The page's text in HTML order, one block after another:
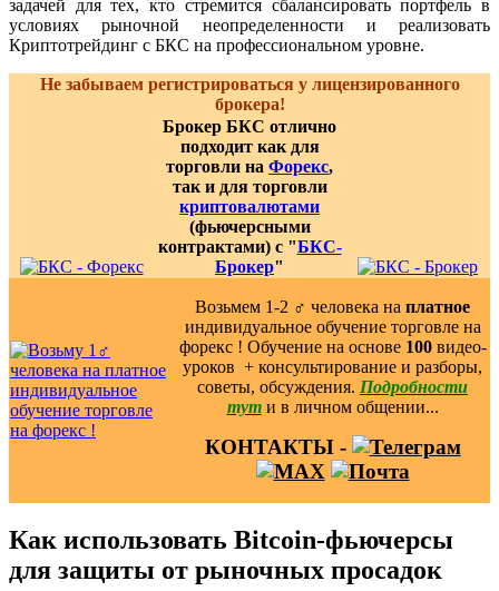
задачей для тех, кто стремится сбалансировать портфель в
условиях рыночной неопределенности и реализовать
Криптотрейдинг с БКС на профессиональном уровне.
Не забываем регистрироваться у лицензированного
брокера!
Брокер БКС отлично
подходит как для
торговли на Форекс,
так и для торговли
криптовалютами
(фьючерсными
контрактами) с "БКС-
Брокер"
Возьмем 1-2 ‍♂️ человека на платное
индивидуальное обучение торговле на
форекс ! Обучение на основе 100видео-
уроков ️ + консультирование и разборы,
советы, обсуждения. Подробности
тут и в личном общении...
КОНТАКТЫ -
Как использовать Bitcoin-фьючерсы
для защиты от рыночных просадок